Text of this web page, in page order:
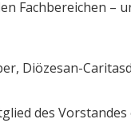
Fachbereichen –
Diözesan-
des